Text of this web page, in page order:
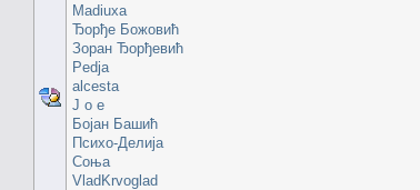
Madiuxa
Ђорђе Божовић
Зоран Ђорђевић
Pedja
alcesta
J o e
Бојан Башић
Психо-Делија
Соња
VladKrvoglad